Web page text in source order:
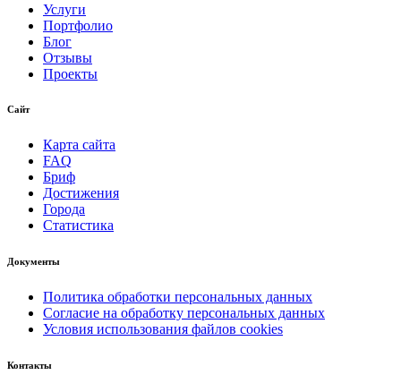
Услуги
Портфолио
Блог
Отзывы
Проекты
Сайт
Карта сайта
FAQ
Бриф
Достижения
Города
Статистика
Документы
Политика обработки персональных данных
Согласие на обработку персональных данных
Условия использования файлов cookies
Контакты